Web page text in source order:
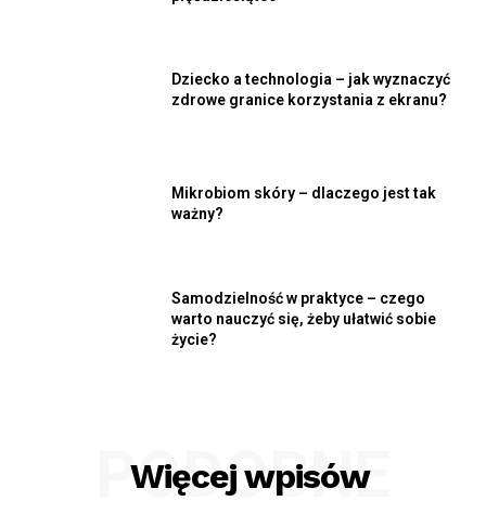
Dziecko a technologia – jak wyznaczyć
zdrowe granice korzystania z ekranu?
Mikrobiom skóry – dlaczego jest tak
ważny?
Samodzielność w praktyce – czego
warto nauczyć się, żeby ułatwić sobie
życie?
Więcej wpisów
PODOBNE